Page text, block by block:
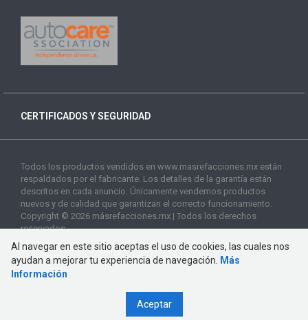
CERTIFICADOS Y SEGURIDAD
Todos los productos vendidos en www.masrefacciones.mx están
respaldados por el fabricante. Los detalles de la garantía están
descritos en cada anuncio. Únicamente vendemos productos
nuevos y de calidad que garantizan el correcto funcionamiento.
Copyright © 2026 másrefacciones.mx | Todos los derechos
reservados
Al navegar en este sitio aceptas el uso de cookies, las cuales nos
ayudan a mejorar tu experiencia de navegación.
Más
Información
Aceptar